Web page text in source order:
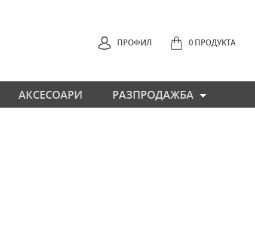
0 ПРОДУКТА
ПРОФИЛ
АКСЕСОАРИ РАЗПРОДАЖБА